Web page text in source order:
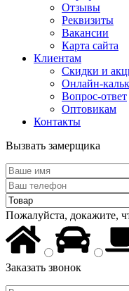
Отзывы
Реквизиты
Вакансии
Карта сайта
Клиентам
Скидки и
Онлайн-
Вопрос-ответ
Оптовикам
Контакты
Вызвать замерщика
Пожалуйста, докажите,
Заказать звонок